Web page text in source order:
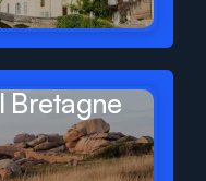
Bretagne